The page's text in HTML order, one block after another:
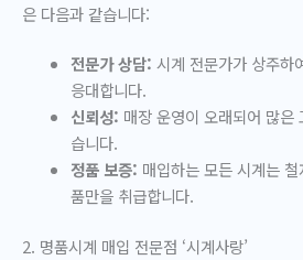
은 다음과 같습니다:
전문가 상담: 시계 전문가가 상주하
응대합니다.
신뢰성: 매장 운영이 오래되어 많은
습니다.
정품 보증: 매입하는 모든 시계는
품만을 취급합니다.
2. 명품시계 매입 전문점 ‘시계사랑’